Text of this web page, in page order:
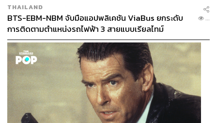
THAILAND
BTS-EBM-NBM จับมือแอปพลิเคชัน ViaBus ยกระดับ
การติดตามตำแหน่งรถไฟฟ้า 3 สายแบบเรียลไทม์
...